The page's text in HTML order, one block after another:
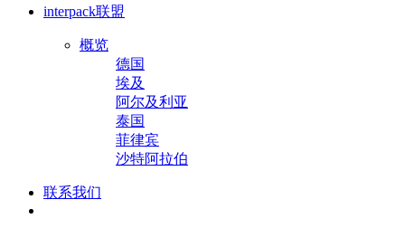
interpack联盟
概览
德国
埃及
阿尔及利亚
泰国
菲律宾
沙特阿拉伯
联系我们